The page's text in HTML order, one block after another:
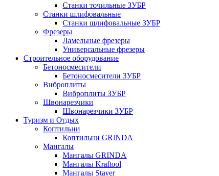
Станки точильные ЗУБР
Станки шлифовальные
Станки шлифовальные ЗУБР
Фрезеры
Ламельные фрезеры
Универсальные фрезеры
Строительное оборудование
Бетоносмесители
Бетоносмесители ЗУБР
Виброплиты
Виброплиты ЗУБР
Швонарезчики
Швонарезчики ЗУБР
Туризм и Отдых
Коптильни
Коптильни GRINDA
Мангалы
Мангалы GRINDA
Мангалы Kraftool
Мангалы Stayer